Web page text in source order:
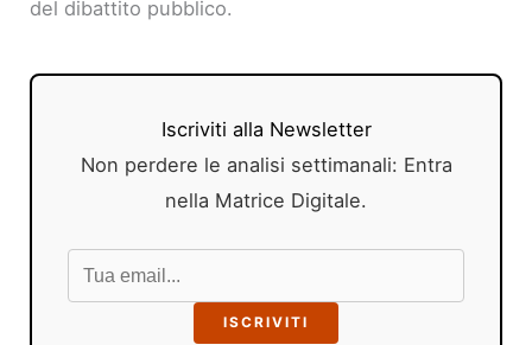
del dibattito pubblico.
Iscriviti alla Newsletter
Non perdere le analisi settimanali: Entra
nella Matrice Digitale.
ISCRIVITI